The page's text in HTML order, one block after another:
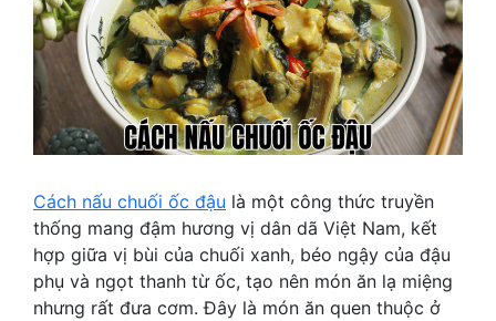
Cách nấu chuối ốc đậu là một công thức truyền
thống mang đậm hương vị dân dã Việt Nam, kết
hợp giữa vị bùi của chuối xanh, béo ngậy của đậu
phụ và ngọt thanh từ ốc, tạo nên món ăn lạ miệng
nhưng rất đưa cơm. Đây là món ăn quen thuộc ở